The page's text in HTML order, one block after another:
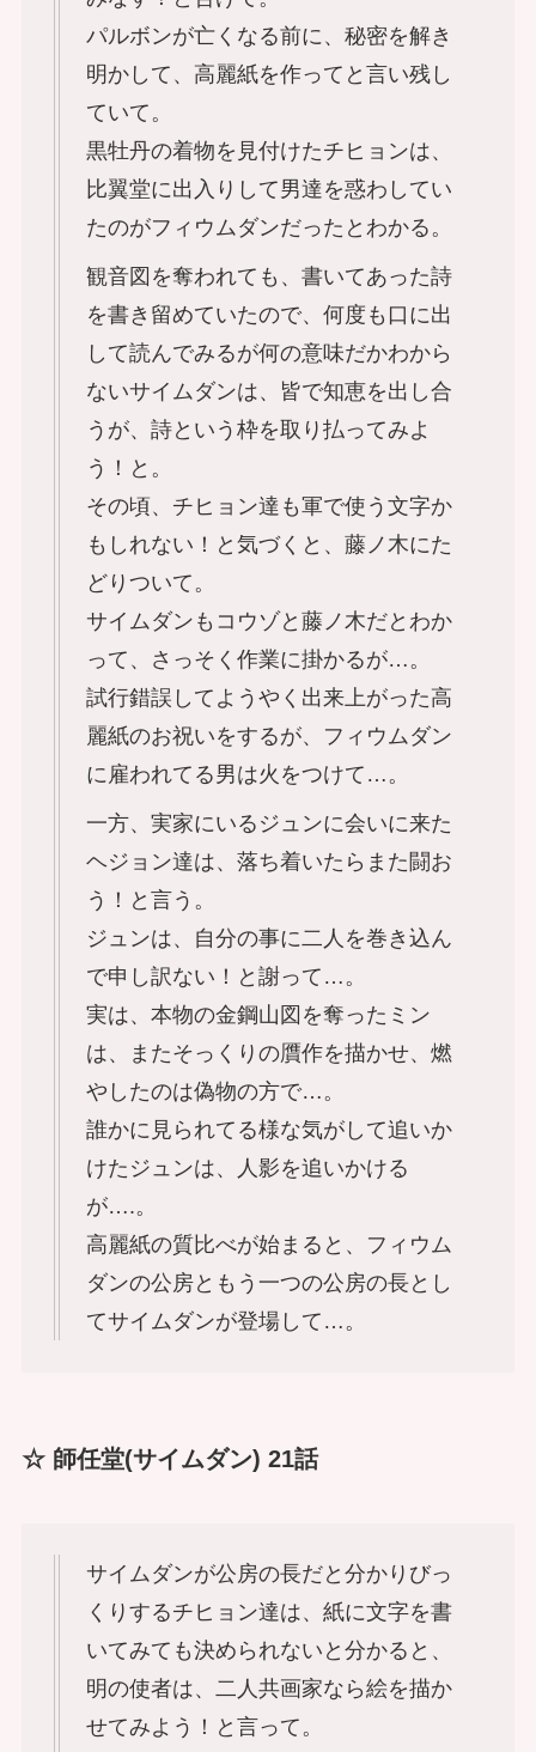
パルボンが亡くなる前に、秘密を解き
明かして、高麗紙を作ってと言い残し
ていて。
黒牡丹の着物を見付けたチヒョンは、
比翼堂に出入りして男達を惑わしてい
たのがフィウムダンだったとわかる。
観音図を奪われても、書いてあった詩
を書き留めていたので、何度も口に出
して読んでみるが何の意味だかわから
ないサイムダンは、皆で知恵を出し合
うが、詩という枠を取り払ってみよ
う！と。
その頃、チヒョン達も軍で使う文字か
もしれない！と気づくと、藤ノ木にた
どりついて。
サイムダンもコウゾと藤ノ木だとわか
って、さっそく作業に掛かるが…。
試行錯誤してようやく出来上がった高
麗紙のお祝いをするが、フィウムダン
に雇われてる男は火をつけて…。
一方、実家にいるジュンに会いに来た
ヘジョン達は、落ち着いたらまた闘お
う！と言う。
ジュンは、自分の事に二人を巻き込ん
で申し訳ない！と謝って…。
実は、本物の金鋼山図を奪ったミン
は、またそっくりの贋作を描かせ、燃
やしたのは偽物の方で…。
誰かに見られてる様な気がして追いか
けたジュンは、人影を追いかける
が….。
高麗紙の質比べが始まると、フィウム
ダンの公房ともう一つの公房の長とし
てサイムダンが登場して…。
☆ 師任堂(サイムダン) 21話
サイムダンが公房の長だと分かりびっ
くりするチヒョン達は、紙に文字を書
いてみても決められないと分かると、
明の使者は、二人共画家なら絵を描か
せてみよう！と言って。